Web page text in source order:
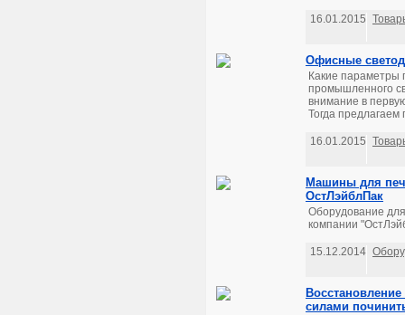
16.01.2015
Офисные
Какие параметры
промышленного
внимание в
Тогда предлагаем
16.01.2015
Машины для
ОстЛэйблПак
Оборудование
компании
15.12.2014
силами